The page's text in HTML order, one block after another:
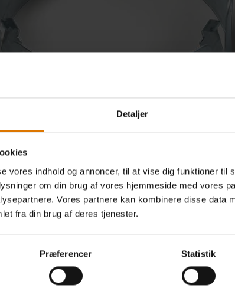
Detaljer
vores indhold og annoncer, til at vise dig funktioner til
om din brug af vores hjemmeside med vores
Vores partnere kan kombinere disse data
fra din brug af deres tjenester.
Præferencer Statistik
du en reservedel til din grill, er du velkommen til
– og købe de
her
. Har vi ikke vist netop det, du
med alle dele til din grill.
10% rabat kun til dig